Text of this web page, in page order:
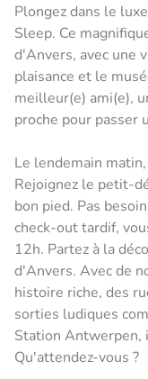
Plongez dans le
Sleep. Ce
d'Anvers, avec une
plaisance et le
meilleur(e) ami(e),
proche pour passer
Le lendemain
Rejoignez le petit-
bon pied. Pas
check-out tardif,
12h. Partez à la
d'Anvers. Avec de
histoire riche, des
sorties ludiques
Station Antwerpen,
Qu'attendez-vous ?